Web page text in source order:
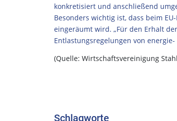
konkretisiert und anschließend
Besonders wichtig ist, dass beim
eingeräumt wird. „Für den Erhalt
Entlastungsregelungen von
(Quelle: Wirtschaftsvereinigung
Schlagworte